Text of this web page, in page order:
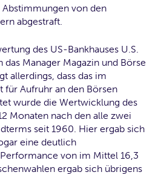
Abstimmungen von den
abgestraft.
des US-Bankhauses U.S.
Manager Magazin und Börse
allerdings, dass das im
für Aufruhr an den Börsen
wurde die Wertwicklung des
Monaten nach den alle zwei
seit 1960. Hier ergab sich
eine deutlich
von im Mittel 16,3
ergab sich übrigens